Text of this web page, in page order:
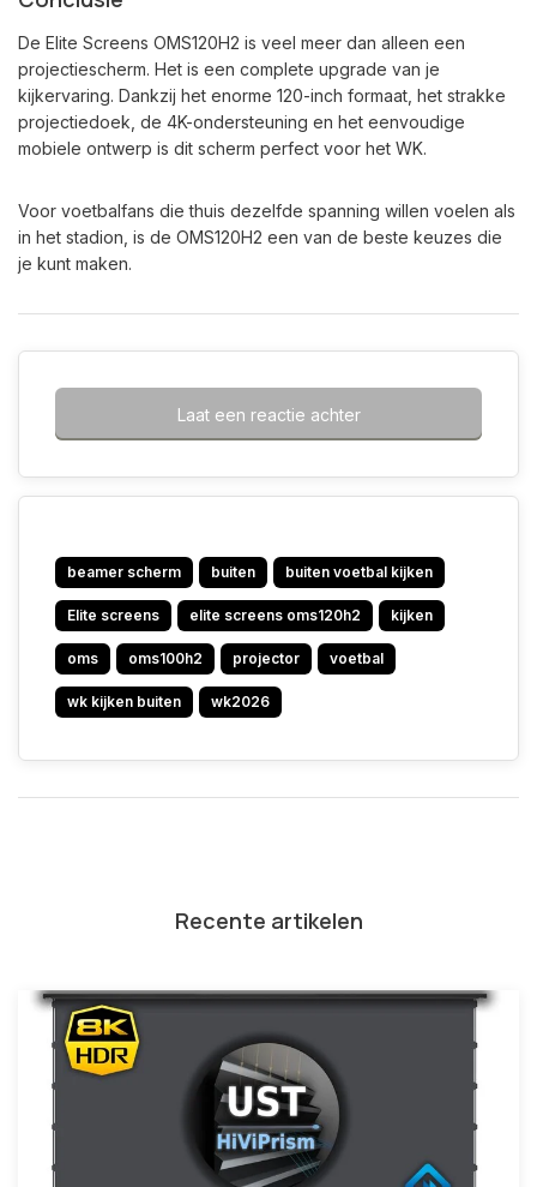
De Elite Screens OMS120H2 is veel meer dan alleen een
projectiescherm. Het is een complete upgrade van je
kijkervaring. Dankzij het enorme 120-inch formaat, het strakke
projectiedoek, de 4K-ondersteuning en het eenvoudige
mobiele ontwerp is dit scherm perfect voor het WK.
Voor voetbalfans die thuis dezelfde spanning willen voelen als
in het stadion, is de OMS120H2 een van de beste keuzes die
je kunt maken.
Laat een reactie achter
beamer scherm buiten buiten voetbal kijken
Elite screens elite screens oms120h2 kijken
oms oms100h2 projector voetbal
wk kijken buiten wk2026
Recente artikelen